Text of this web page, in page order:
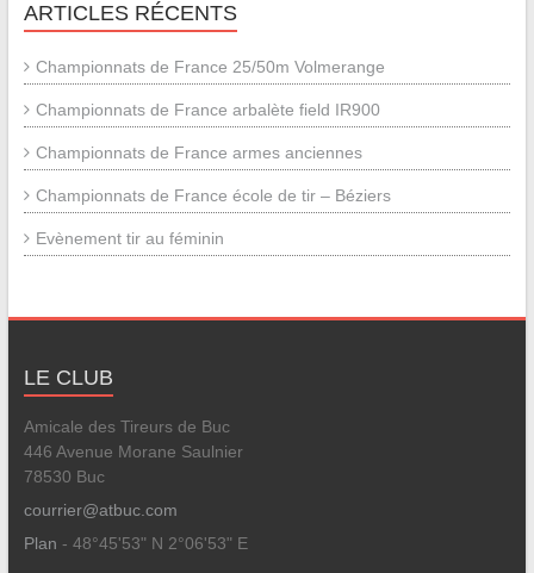
ARTICLES RÉCENTS
Championnats de France 25/50m Volmerange
Championnats de France arbalète field IR900
Championnats de France armes anciennes
Championnats de France école de tir – Béziers
Evènement tir au féminin
LE CLUB
Amicale des Tireurs de Buc
446 Avenue Morane Saulnier
78530 Buc
courrier@atbuc.com
Plan - 48°45'53" N 2°06'53" E